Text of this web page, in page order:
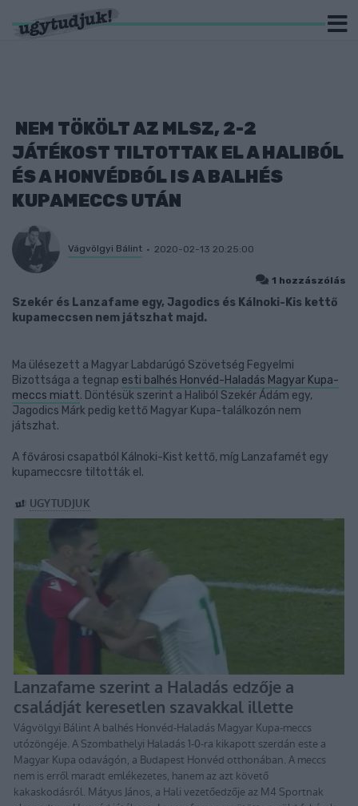
NEM TÖKÖLT AZ MLSZ, 2-2
JÁTÉKOST TILTOTTAK EL A HALIBÓL
ÉS A HONVÉDBÓL IS A BALHÉS
KUPAMECCS UTÁN
Vágvölgyi Bálint 2020-02-13 20:25:00
1 hozzászólás
Szekér és Lanzafame egy, Jagodics és Kálnoki-Kis kettő
kupameccsen nem játszhat majd.
Ma ülésezett a Magyar Labdarúgó Szövetség Fegyelmi
Bizottsága a tegnap esti balhés Honvéd-Haladás Magyar Kupa-
meccs miatt. Döntésük szerint a Haliból Szekér Ádám egy,
Jagodics Márk pedig kettő Magyar Kupa-találkozón nem
játszhat.
A fővárosi csapatból Kálnoki-Kist kettő, míg Lanzafamét egy
kupameccsre tiltották el.